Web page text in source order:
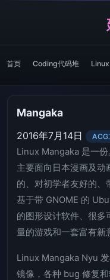
首页 Coding代码堆 Linux
Mangaka
2016年7月14日 ACG
Linux Mangaka 是一
主要面向日本漫画及动
的、对初学者友好的、
基于带 GNOME 的
的图形设计软件、很
量的游戏和一套富有新
Linux Mangaka Nyu
镜像，各种 bug 修复